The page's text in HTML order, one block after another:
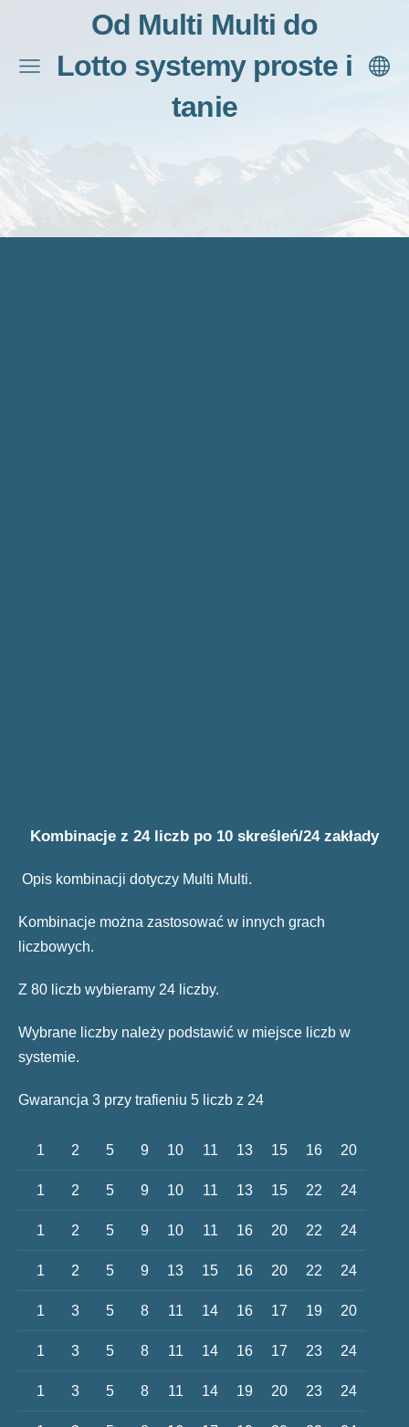
Od Multi Multi do
Lotto systemy proste i
tanie
Kombinacje z 24 liczb po 10 skreśleń/24 zakłady
Opis kombinacji dotyczy Multi Multi.
Kombinacje można zastosować w innych grach
liczbowych.
Z 80 liczb wybieramy 24 liczby.
Wybrane liczby należy podstawić w miejsce liczb w
systemie.
Gwarancja 3 przy trafieniu 5 liczb z 24
1 2 5 9 10 11 13 15 16 20
1 2 5 9 10 11 13 15 22 24
1 2 5 9 10 11 16 20 22 24
1 2 5 9 13 15 16 20 22 24
1 3 5 8 11 14 16 17 19 20
1 3 5 8 11 14 16 17 23 24
1 3 5 8 11 14 19 20 23 24